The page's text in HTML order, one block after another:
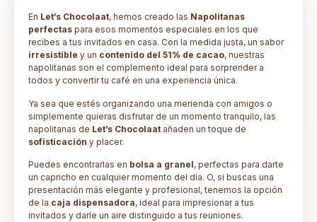
En Let’s Chocolaat, hemos creado las Napolitanas
perfectas para esos momentos especiales en los que
recibes a tus invitados en casa. Con la medida justa, un sabor
irresistible y un contenido del 51% de cacao, nuestras
napolitanas son el complemento ideal para sorprender a
todos y convertir tu café en una experiencia única.
Ya sea que estés organizando una merienda con amigos o
simplemente quieras disfrutar de un momento tranquilo, las
napolitanas de Let’s Chocolaat añaden un toque de
sofisticación y placer.
Puedes encontrarlas en bolsa a granel, perfectas para darte
un capricho en cualquier momento del día. O, si buscas una
presentación más elegante y profesional, tenemos la opción
de la caja dispensadora, ideal para impresionar a tus
invitados y darle un aire distinguido a tus reuniones.